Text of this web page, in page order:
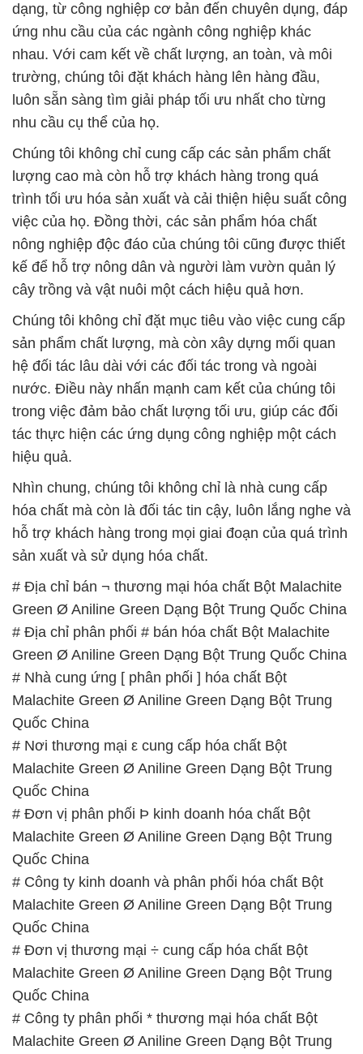
trong việc đảm bảo chất lượng tối ưu, giúp các đối
tác thực hiện các ứng dụng công nghiệp một cách
hiệu quả.
Nhìn chung, chúng tôi không chỉ là nhà cung cấp
hóa chất mà còn là đối tác tin cậy, luôn lắng nghe và
hỗ trợ khách hàng trong mọi giai đoạn của quá trình
sản xuất và sử dụng hóa chất.
# Địa chỉ bán ¬ thương mại hóa chất Bột Malachite
Green Ø Aniline Green Dạng Bột Trung Quốc China
# Địa chỉ phân phối # bán hóa chất Bột Malachite
Green Ø Aniline Green Dạng Bột Trung Quốc China
# Nhà cung ứng [ phân phối ] hóa chất Bột
Malachite Green Ø Aniline Green Dạng Bột Trung
Quốc China
# Nơi thương mại ε cung cấp hóa chất Bột
Malachite Green Ø Aniline Green Dạng Bột Trung
Quốc China
# Đơn vị phân phối Þ kinh doanh hóa chất Bột
Malachite Green Ø Aniline Green Dạng Bột Trung
Quốc China
# Công ty kinh doanh và phân phối hóa chất Bột
Malachite Green Ø Aniline Green Dạng Bột Trung
Quốc China
# Đơn vị thương mại ÷ cung cấp hóa chất Bột
Quốc China
# Công ty phân phối * thương mại hóa chất Bột
Malachite Green Ø Aniline Green Dạng Bột Trung
Quốc China
# Nơi chuyên phân phối › thương mại hóa chất Bột
Malachite Green Ø Aniline Green Dạng Bột Trung
Quốc China
# Nơi cung cấp → bán hóa chất Bột Malachite
Green Ø Aniline Green Dạng Bột Trung Quốc China
# Nơi cung ứng ≥ bán hóa chất Bột Malachite Green
Ø Aniline Green Dạng Bột Trung Quốc China
📞PHÒNG KINH DOANH – CÔNG TY HÓA CHẤT
ĐẮC TRƯỜNG PHÁT🌐
🌐 Website: https://congtyhoachat.com.vn/
📞 Hotline:
– 0933.920.505 – 028.3504.5555
– 028.3756.1835 – 028.3756.1840 –
028.3756.1841- 028.3756.1842